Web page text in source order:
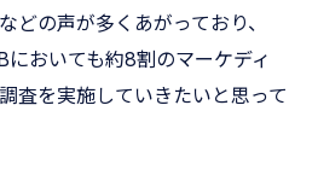
どの声が多くあがっており、
おいても約8割のマーケディ
査を実施していきたいと思って